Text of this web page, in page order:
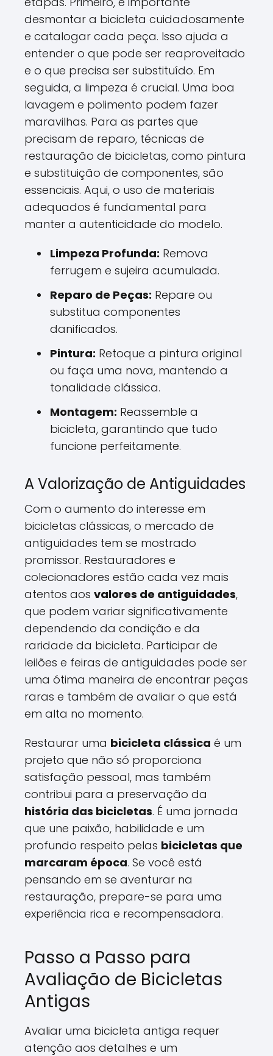
desmontar a bicicleta cuidadosamente
e catalogar cada peça. Isso ajuda a
entender o que pode ser reaproveitado
e o que precisa ser substituído. Em
seguida, a limpeza é crucial. Uma boa
lavagem e polimento podem fazer
maravilhas. Para as partes que
precisam de reparo, técnicas de
restauração de bicicletas, como pintura
e substituição de componentes, são
essenciais. Aqui, o uso de materiais
adequados é fundamental para
manter a autenticidade do modelo.
Limpeza Profunda: Remova
ferrugem e sujeira acumulada.
Reparo de Peças: Repare ou
substitua componentes
danificados.
Pintura: Retoque a pintura original
ou faça uma nova, mantendo a
tonalidade clássica.
Montagem: Reassemble a
bicicleta, garantindo que tudo
funcione perfeitamente.
A Valorização de Antiguidades
Com o aumento do interesse em
bicicletas clássicas, o mercado de
antiguidades tem se mostrado
promissor. Restauradores e
colecionadores estão cada vez mais
atentos aos valores de antiguidades,
que podem variar significativamente
dependendo da condição e da
raridade da bicicleta. Participar de
leilões e feiras de antiguidades pode ser
uma ótima maneira de encontrar peças
raras e também de avaliar o que está
em alta no momento.
Restaurar uma bicicleta clássica é um
projeto que não só proporciona
satisfação pessoal, mas também
contribui para a preservação da
história das bicicletas. É uma jornada
que une paixão, habilidade e um
profundo respeito pelas bicicletas que
marcaram época. Se você está
pensando em se aventurar na
restauração, prepare-se para uma
experiência rica e recompensadora.
Passo a Passo para
Avaliação de Bicicletas
Antigas
Avaliar uma bicicleta antiga requer
atenção aos detalhes e um